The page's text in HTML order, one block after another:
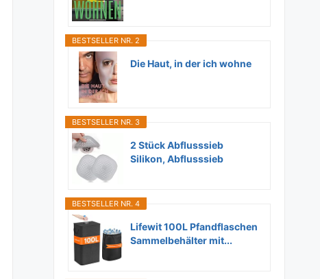
BESTSELLER NR. 2
Die Haut, in der ich wohne
BESTSELLER NR. 3
2 Stück Abflusssieb
Silikon, Abflusssieb
BESTSELLER NR. 4
Lifewit 100L Pfandflaschen
Sammelbehälter mit...